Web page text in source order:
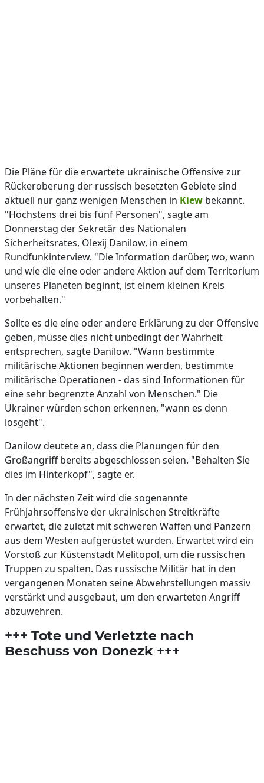
Die Pläne für die erwartete ukrainische Offensive zur
Rückeroberung der russisch besetzten Gebiete sind
aktuell nur ganz wenigen Menschen in Kiew bekannt.
"Höchstens drei bis fünf Personen", sagte am
Donnerstag der Sekretär des Nationalen
Sicherheitsrates, Olexij Danilow, in einem
Rundfunkinterview. "Die Information darüber, wo, wann
und wie die eine oder andere Aktion auf dem Territorium
unseres Planeten beginnt, ist einem kleinen Kreis
vorbehalten."
Sollte es die eine oder andere Erklärung zu der Offensive
geben, müsse dies nicht unbedingt der Wahrheit
entsprechen, sagte Danilow. "Wann bestimmte
militärische Aktionen beginnen werden, bestimmte
militärische Operationen - das sind Informationen für
eine sehr begrenzte Anzahl von Menschen." Die
Ukrainer würden schon erkennen, "wann es denn
losgeht".
Danilow deutete an, dass die Planungen für den
Großangriff bereits abgeschlossen seien. "Behalten Sie
dies im Hinterkopf", sagte er.
In der nächsten Zeit wird die sogenannte
Frühjahrsoffensive der ukrainischen Streitkräfte
erwartet, die zuletzt mit schweren Waffen und Panzern
aus dem Westen aufgerüstet wurden. Erwartet wird ein
Vorstoß zur Küstenstadt Melitopol, um die russischen
Truppen zu spalten. Das russische Militär hat in den
vergangenen Monaten seine Abwehrstellungen massiv
verstärkt und ausgebaut, um den erwarteten Angriff
abzuwehren.
+++ Tote und Verletzte nach
Beschuss von Donezk +++